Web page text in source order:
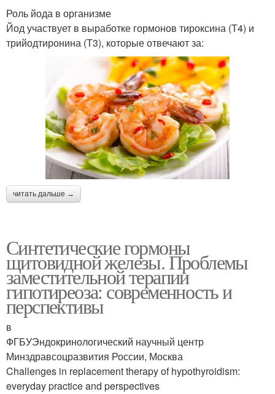
Роль йода в организме
Йод участвует в выработке гормонов тироксина (Т4) и
трийодтиронина (Т3), которые отвечают за:
читать дальше →
Синтетические гормоны
щитовидной железы. Проблемы
заместительной терапии
гипотиреоза: современность и
перспективы
в
ФГБУЭндокринологический научный центр
Минздравсоцразвития России, Москва
Challenges in replacement therapy of hypothyroidism:
everyday practice and perspectives